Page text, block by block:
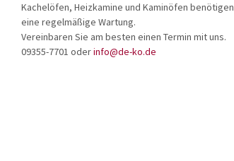
Kachelöfen, Heizkamine und Kaminöfen benötigen
eine regelmäßige Wartung.
Vereinbaren Sie am besten einen Termin mit uns.
09355-7701 oderinfo@de-ko.de